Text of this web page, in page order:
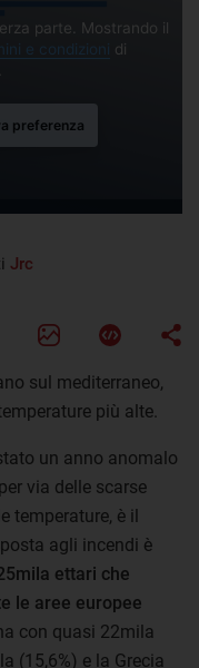
parte. Mostrando il
e condizioni di
preferenza
Jrc
sul mediterraneo,
più alte.
un anno anomalo
via delle scarse
temperature, è il
agli incendi è
ettari che
le aree europee
con quasi 22mila
(15,6%) e la Grecia